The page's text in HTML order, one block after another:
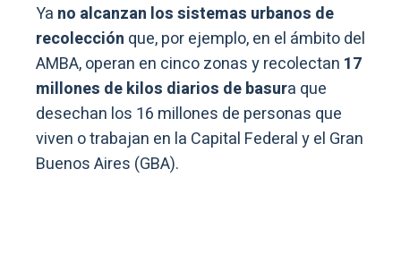
Ya no alcanzan los sistemas urbanos de
recolección que, por ejemplo, en el ámbito del
AMBA, operan en cinco zonas y recolectan 17
millones de kilos diarios de basura que
desechan los 16 millones de personas que
viven o trabajan en la Capital Federal y el Gran
Buenos Aires (GBA).